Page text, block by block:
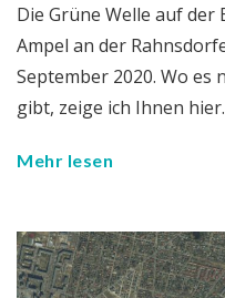
Die Grüne Welle auf der
Ampel an der
September 2020. Wo es
gibt, zeige ich Ihnen hier.
Mehr lesen